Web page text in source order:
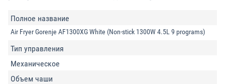
Полное название
Air Fryer Gorenje AF1300XG White (Non-stick 1300W 4.5L 9 programs)
Тип управления
Механическое
Объем чаши